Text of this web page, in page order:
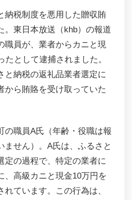
納税制度を悪用した贈収賄
。東日本放送（khb）の報道
職員が、業者からカニと現
たとして逮捕されました。
と納税の返礼品業者選定に
から賄賂を受け取っていた
の職員A氏（年齢・役職は報
ません）。A氏は、ふるさと
定の過程で、特定の業者に
、高級カニと現金10万円を
ています。この行為は、